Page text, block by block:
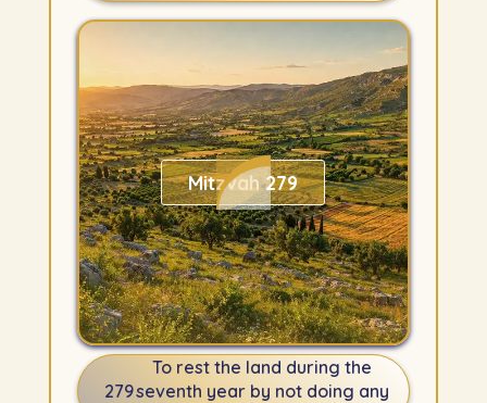
Mitzvah 279
279
To rest the land during the
seventh year by not doing any